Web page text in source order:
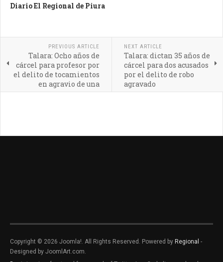
Diario El Regional de Piura
PREVIOUS ARTICLE
Talara: Ocho años de
cárcel para profesor por
el delito de tocamientos
en agravio de una
menor
NEXT ARTICLE
Talara: dictan 35 años de
cárcel para dos acusados
por el delito de robo
agravado
Copyright © 2026 Joomla!. All Rights Reserved. Powered by Regional -
Designed by JoomlArt.com.